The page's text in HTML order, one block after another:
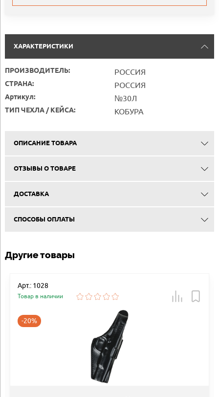
ХАРАКТЕРИСТИКИ
ПРОИЗВОДИТЕЛЬ: РОССИЯ
СТРАНА: РОССИЯ
Артикул: №30Л
ТИП ЧЕХЛА / КЕЙСА: КОБУРА
ОПИСАНИЕ ТОВАРА
ОТЗЫВЫ О ТОВАРЕ
ДОСТАВКА
СПОСОБЫ ОПЛАТЫ
Другие товары
Арт.: 1028
Товар в наличии
-20%